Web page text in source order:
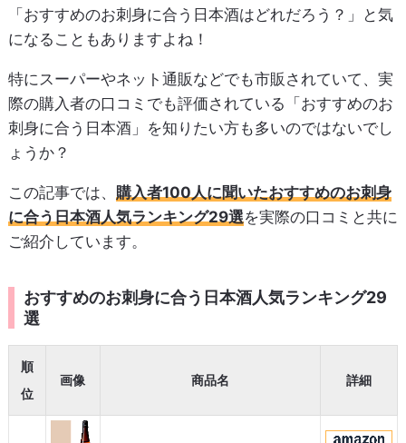
「おすすめのお刺身に合う日本酒はどれだろう？」と気
になることもありますよね！
特にスーパーやネット通販などでも市販されていて、実
際の購入者の口コミでも評価されている「おすすめのお
刺身に合う日本酒」を知りたい方も多いのではないでし
ょうか？
この記事では、 購入者100人に聞いたおすすめのお刺身
に合う日本酒人気ランキング29選を実際の口コミと共に
ご紹介しています。
おすすめのお刺身に合う日本酒人気ランキング29
選
順
位
画像 商品名 詳細